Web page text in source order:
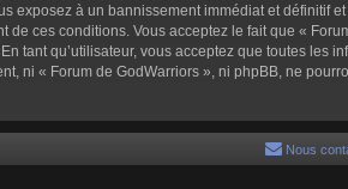
à un bannissement immédiat et définitif
ces conditions. Vous acceptez le fait que «
tant qu’utilisateur, vous acceptez que toutes les
ni « Forum de GodWarriors », ni phpBB, ne
Nous